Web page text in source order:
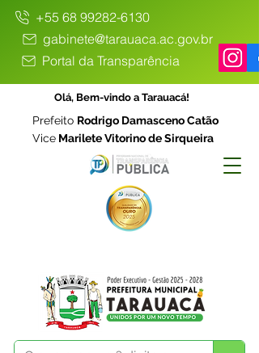
+55 68 99282-6130
gabinete@tarauaca.ac.gov.br
Portal da Transparência
Olá, Bem-vindo a Tarauacá!
Prefeito Rodrigo Damasceno Catão
Vice Marilete Vitorino de Sirqueira